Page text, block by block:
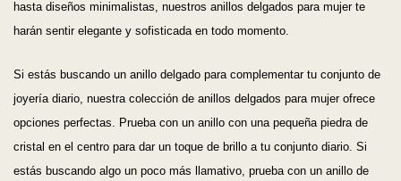
hasta diseños minimalistas, nuestros anillos delgados para mujer te
harán sentir elegante y sofisticada en todo momento.
Si estás buscando un anillo delgado para complementar tu conjunto de
joyería diario, nuestra colección de anillos delgados para mujer ofrece
opciones perfectas. Prueba con un anillo con una pequeña piedra de
cristal en el centro para dar un toque de brillo a tu conjunto diario. Si
estás buscando algo un poco más llamativo, prueba con un anillo de